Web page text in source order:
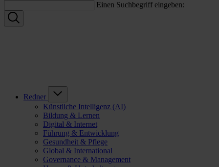
Einen Suchbegriff eingeben:
Redner
Künstliche Intelligenz (AI)
Bildung & Lernen
Digital & Internet
Führung & Entwicklung
Gesundheit & Pflege
Global & International
Governance & Management